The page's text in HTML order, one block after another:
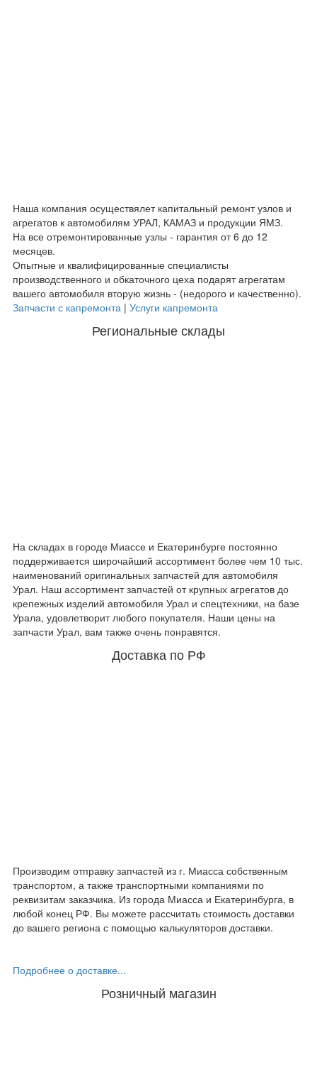
Наша компания осуществялет капитальный ремонт узлов и
агрегатов к автомобилям УРАЛ, КАМАЗ и продукции ЯМЗ.
На все отремонтированные узлы - гарантия от 6 до 12
месяцев.
Опытные и квалифицированные специалисты
производственного и обкаточного цеха подарят агрегатам
вашего автомобиля вторую жизнь - (недорого и качественно).
Запчасти с капремонта | Услуги капремонта
Региональные склады
На складах в городе Миассе и Екатеринбурге постоянно
поддерживается широчайший ассортимент более чем 10 тыс.
наименований оригинальных запчастей для автомобиля
Урал. Наш ассортимент запчастей от крупных агрегатов до
крепежных изделий автомобиля Урал и спецтехники, на базе
Урала, удовлетворит любого покупателя. Наши цены на
запчасти Урал, вам также очень понравятся.
Доставка по РФ
Производим отправку запчастей из г. Миасса собственным
транспортом, а также транспортными компаниями по
реквизитам заказчика. Из города Миасса и Екатеринбурга, в
любой конец РФ. Вы можете рассчитать стоимость доставки
до вашего региона с помощью калькуляторов доставки.
Подробнее о доставке...
Розничный магазин